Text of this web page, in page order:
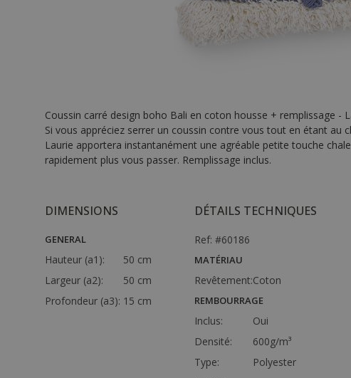
Coussin carré design boho Bali en coton housse + remplissage -
Si vous appréciez serrer un coussin contre vous tout en étant au
Laurie apportera instantanément une agréable petite touche
rapidement plus vous passer. Remplissage inclus.
DIMENSIONS
GENERAL
Hauteur (a1):
50 cm
Largeur (a2):
50 cm
Profondeur (a3): 15 cm
DÉTAILS TECHNIQUES
Ref: #60186
MATÉRIAU
Revêtement:Coton
REMBOURRAGE
Inclus:
Oui
Densité:
600g/m³
Type:
Polyester